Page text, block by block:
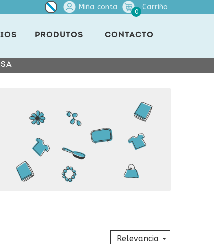
Miña conta
0
Carriño
PRODUTOS CONTACTO
Relevancia